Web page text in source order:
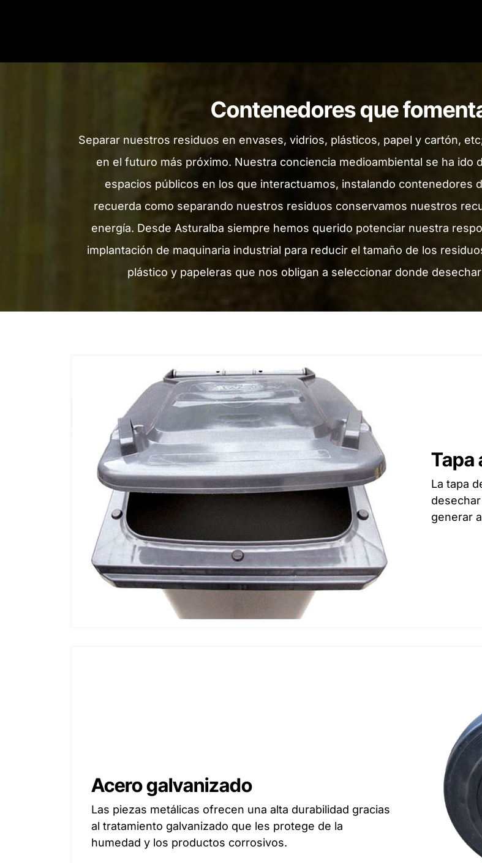
Contenedores que
Separar nuestros residuos en envases, vidrios, plásticos, papel y cartón,
en el futuro más próximo. Nuestra conciencia medioambiental se ha ido
espacios públicos en los que interactuamos, instalando contenedores
recuerda como separando nuestros residuos conservamos nuestros
energía. Desde Asturalba siempre hemos querido potenciar nuestra
implantación de maquinaria industrial para reducir el tamaño de los
plástico y papeleras que nos obligan a seleccionar donde
Tapa
La tapa
generar
Acero galvanizado
Las piezas metálicas ofrecen una alta durabilidad gracias
al tratamiento galvanizado que les protege de la
humedad y los productos corrosivos.